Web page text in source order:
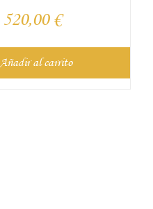
520,00 €
Añadir al carrito